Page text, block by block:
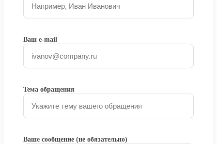
Ваш e-mail
Тема обращения
Ваше сообщение (не обязательно)